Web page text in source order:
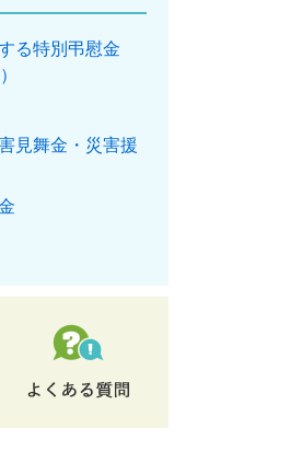
る特別弔慰金
見舞金・災害援